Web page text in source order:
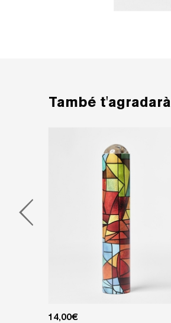
També t'agradarà
14,00€